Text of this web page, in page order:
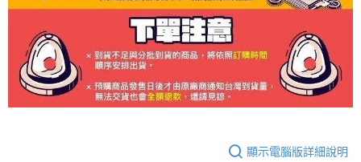
顯示電腦版詳細說明